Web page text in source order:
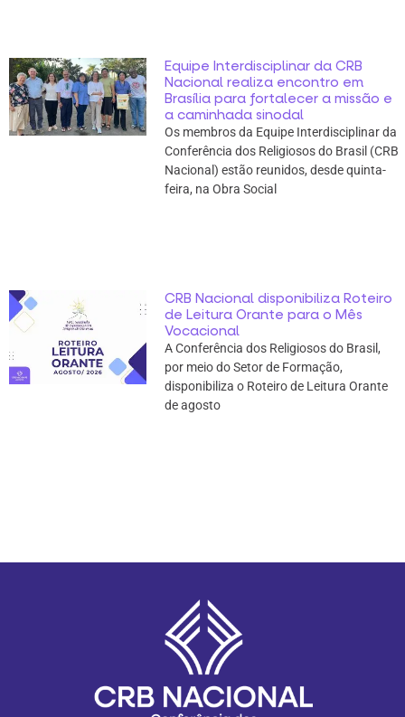
Equipe Interdisciplinar da CRB
Nacional realiza encontro em
Brasília para fortalecer a missão e
a caminhada sinodal
Os membros da Equipe Interdisciplinar da
Conferência dos Religiosos do Brasil (CRB
Nacional) estão reunidos, desde quinta-
feira, na Obra Social
CRB Nacional disponibiliza Roteiro
de Leitura Orante para o Mês
Vocacional
A Conferência dos Religiosos do Brasil,
por meio do Setor de Formação,
disponibiliza o Roteiro de Leitura Orante
de agosto